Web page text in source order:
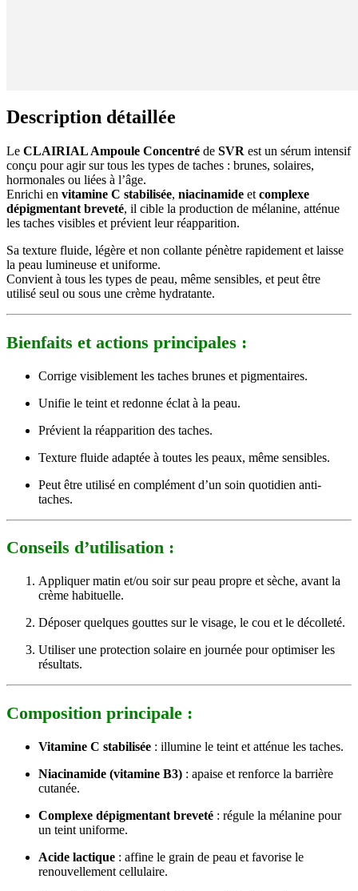
Description détaillée
Le CLAIRIAL Ampoule Concentré de SVR est un sérum intensif
conçu pour agir sur tous les types de taches : brunes, solaires,
hormonales ou liées à l’âge.
Enrichi en vitamine C stabilisée, niacinamide et complexe
dépigmentant breveté, il cible la production de mélanine, atténue
les taches visibles et prévient leur réapparition.
Sa texture fluide, légère et non collante pénètre rapidement et laisse
la peau lumineuse et uniforme.
Convient à tous les types de peau, même sensibles, et peut être
utilisé seul ou sous une crème hydratante.
Bienfaits et actions principales :
Corrige visiblement les taches brunes et pigmentaires.
Unifie le teint et redonne éclat à la peau.
Prévient la réapparition des taches.
Texture fluide adaptée à toutes les peaux, même sensibles.
Peut être utilisé en complément d’un soin quotidien anti-
taches.
Conseils d’utilisation :
Appliquer matin et/ou soir sur peau propre et sèche, avant la
crème habituelle.
Déposer quelques gouttes sur le visage, le cou et le décolleté.
Utiliser une protection solaire en journée pour optimiser les
résultats.
Composition principale :
Vitamine C stabilisée : illumine le teint et atténue les taches.
Niacinamide (vitamine B3) : apaise et renforce la barrière
cutanée.
Complexe dépigmentant breveté : régule la mélanine pour
un teint uniforme.
Acide lactique : affine le grain de peau et favorise le
renouvellement cellulaire.